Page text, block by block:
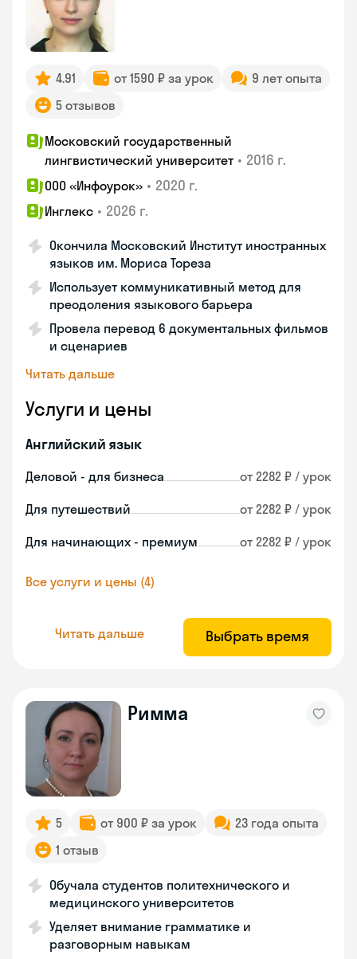
4.91 от 1590 ₽ за урок
9 лет опыта
5 отзывов
Московский государственный
лингвистический университет • 2016 г.
ООО «Инфоурок» • 2020 г.
Инглекс • 2026 г.
Окончила Московский Институт иностранных
языков им. Мориса Тореза
Использует коммуникативный метод для
преодоления языкового барьера
Провела перевод 6 документальных фильмов
и сценариев
Читать дальше
Услуги и цены
Английский язык
Деловой - для бизнеса от 2282 ₽ / урок
Для путешествий от 2282 ₽ / урок
Для начинающих - премиум от 2282 ₽ / урок
Все услуги и цены (4)
Читать дальше Выбрать время
Римма
5 от 900 ₽ за урок
23 года опыта
1 отзыв
Обучала студентов политехнического и
медицинского университетов
Уделяет внимание грамматике и
разговорным навыкам